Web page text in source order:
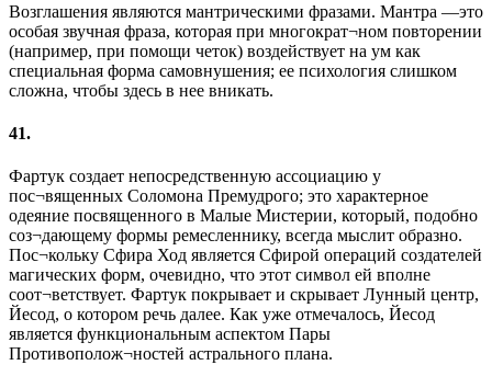
Возглашения являются мантрическими фразами. Мантра —это
особая звучная фраза, которая при многократ¬ном повторении
(например, при помощи четок) воздействует на ум как
специальная форма самовнушения; ее психология слишком
сложна, чтобы здесь в нее вникать.
41.
Фартук создает непосредственную ассоциацию у
пос¬вященных Соломона Премудрого; это характерное
одеяние посвященного в Малые Мистерии, который, подобно
соз¬дающему формы ремесленнику, всегда мыслит образно.
Пос¬кольку Сфира Ход является Сфирой операций создателей
магических форм, очевидно, что этот символ ей вполне
соот¬ветствует. Фартук покрывает и скрывает Лунный центр,
Йесод, о котором речь далее. Как уже отмечалось, Йесод
является функциональным аспектом Пары
Противополож¬ностей астрального плана.